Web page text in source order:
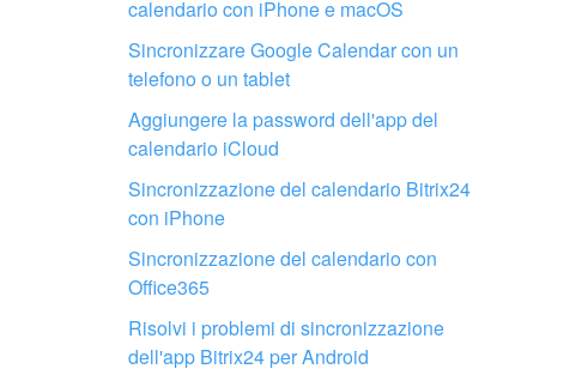
Fai configurare il tuo Bitrix24 a un
professionista locale
TROVA UN PARTNER BITRIX24 VICINO A ME
calendario con iPhone e macOS
Sincronizzare Google Calendar con un
telefono o un tablet
Aggiungere la password dell'app del
calendario iCloud
Sincronizzazione del calendario Bitrix24
con iPhone
Sincronizzazione del calendario con
Office365
Risolvi i problemi di sincronizzazione
dell'app Bitrix24 per Android